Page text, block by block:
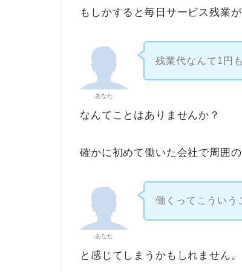
もしかすると毎日サービス残業
あなた
残業代なんて1円
なんてことはありませんか？
確かに初めて働いた会社で周囲
あなた
働くってこういう
と感じてしまうかもしれません。